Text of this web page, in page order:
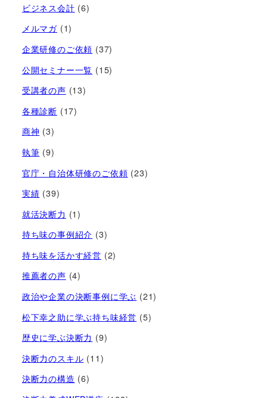
ビジネス会計 (6)
メルマガ (1)
企業研修のご依頼 (37)
公開セミナー一覧 (15)
受講者の声 (13)
各種診断 (17)
商神 (3)
執筆 (9)
官庁・自治体研修のご依頼 (23)
実績 (39)
就活決断力 (1)
持ち味の事例紹介 (3)
持ち味を活かす経営​ (2)
推薦者の声 (4)
政治や企業の決断事例に学ぶ (21)
松下幸之助に学ぶ持ち味経営 (5)
歴史に学ぶ決断力 (9)
決断力のスキル (11)
決断力の構造 (6)